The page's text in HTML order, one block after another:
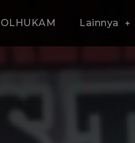
Lainnya